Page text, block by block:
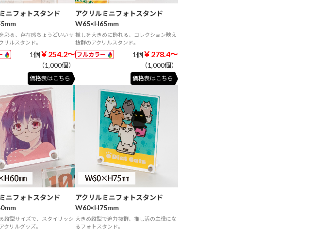
ニフォトスタンド
彩る、存在感ちょうどいいサ
リルスタンド。
1個￥254.2～
（1,000個）
価格表はこちら
アクリルミニフォトスタンド
W65×H65mm
推しを大きめに飾れる、コレクション映え
抜群のアクリルスタンド。
フルカラー 1個￥278.4～
（1,000個）
価格表はこちら
ニフォトスタンド
縦型サイズで、スタイリッシ
クリルグッズ。
アクリルミニフォトスタンド
W60×H75mm
大きめ縦型で迫力抜群、推し活の主役にな
るフォトスタンド。